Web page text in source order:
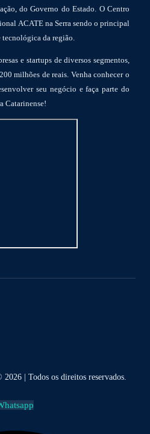
do Governo do Estado. O Centro
ACATE na Serra sendo o principal
tecnológica da região.
e startups de diversos segmentos,
milhões de reais. Venha conhecer o
seu negócio e faça parte do
Catarinense!
| Todos os direitos reservados.